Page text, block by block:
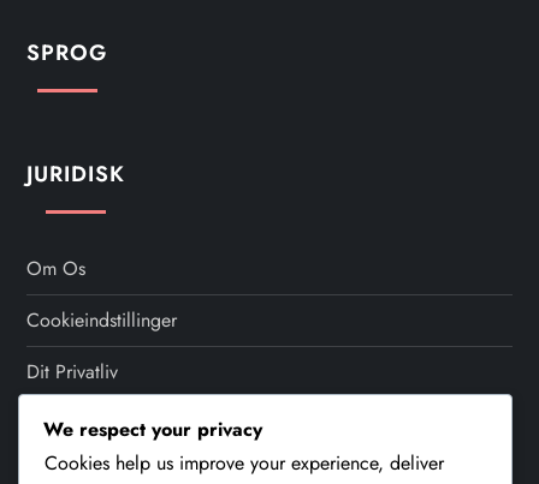
t
o
n
SPROG
JURIDISK
Om Os
Cookieindstillinger
Dit Privatliv
Kom I Kontakt
Brugeraftale
We respect your privacy
Cookies help us improve your experience, deliver